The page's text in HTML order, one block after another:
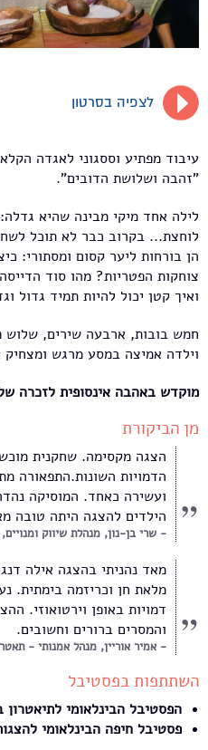
לצפיה בסרטון
עיבוד מפתיע וססגוני לאגדה
"זהבה ושלושת הדובים".
לילה אחד מיקי מבינה שהיא
לוחצת... בקרוב כבר לא תוכל
הן בורחות ליער קסום ומסתורי:
צוחקות הפטריות? מהו סוד
ואיך קטן יכול להיות תמיד גדול
חמש בובות, ארבעה שירים, שלוש
וילדה אמיצה במסע מרגש ומצחיק
מוקדש באהבה אינסופית לזכרה
מן הביקורת
הצגה מקסימה. שחקנית
הדמויות השונות.התפאורה
ועשירה כאחד. המוסיקה
הילדים להצגה היתה טובה
שרי בן-נון, מנהלת שיווק
מאד נהניתי בהצגה אילה
מלאת חן וכריזמה בימתית.
דמויות באופן וירטואוזי.
והמסרים ברורים וחשובים.
אמיר אוריין, מנהל אמנותי -
השתתפות בפסטיבל
הפסטיבל הבינלאומי לתיאטרון
פסטיבל חיפה הבינלאומי